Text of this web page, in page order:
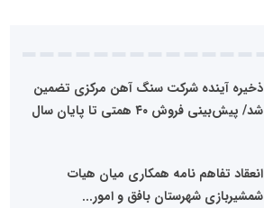
ذخیره آینده شرکت سنگ آهن مرکزی تضمین
شد/ پیش‌بینی فروش ۴۰ همتی تا پایان سال
انعقاد تفاهم نامه همکاری میان هیات
شمشیربازی شهرستان بافق و امور...